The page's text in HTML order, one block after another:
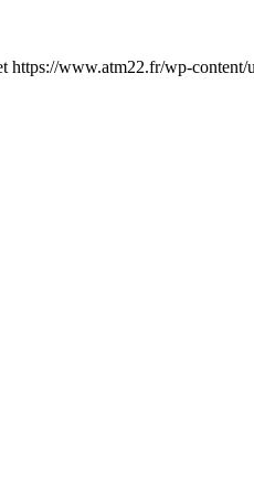
https://www.atm22.fr/wp-